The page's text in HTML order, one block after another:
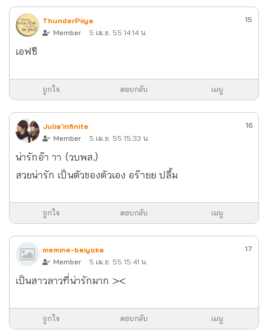
ThunderPiiya
Member
5 เม.ย. 55 14:14 น.
15
เอฟซี
ถูกใจ ตอบกลับ เมนู
Julia'infinite
Member
5 เม.ย. 55 15:33 น.
16
น่ารักอ๊า าา (วบพส.)
สวยน่ารัก เป็นตัวของตัวเอง อร๊ายย ปลื้ม
ถูกใจ ตอบกลับ เมนู
memine-baiyoke
Member
5 เม.ย. 55 15:41 น.
17
เป็นสาวลาวที่น่ารักมาก ><
ถูกใจ ตอบกลับ เมนู